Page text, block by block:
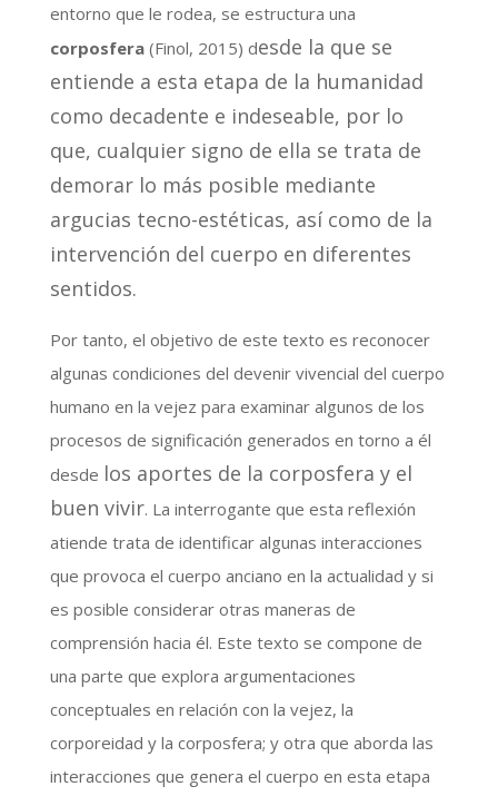
entorno que le rodea, se estructura una
corposfera(Finol, 2015) desde la que se
entiende a esta etapa de la humanidad
como decadente e indeseable, por lo
que, cualquier signo de ella se trata de
demorar lo más posible mediante
argucias tecno-estéticas, así como de la
intervención del cuerpo en diferentes
sentidos.
Por tanto, el objetivo de este texto es reconocer
algunas condiciones del devenir vivencial del cuerpo
humano en la vejez para examinar algunos de los
procesos de significación generados en torno a él
desde los aportes de la corposfera y el
buen vivir. La interrogante que esta reflexión
atiende trata de identificar algunas interacciones
que provoca el cuerpo anciano en la actualidad y si
es posible considerar otras maneras de
comprensión hacia él. Este texto se compone de
una parte que explora argumentaciones
conceptuales en relación con la vejez, la
corporeidad y la corposfera; y otra que aborda las
interacciones que genera el cuerpo en esta etapa